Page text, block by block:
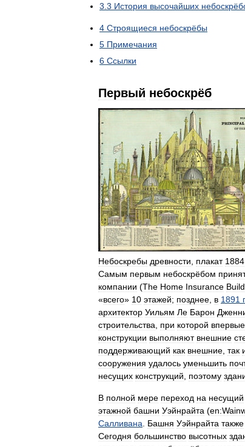
3 3 История высочайших
4 Строящиеся небоскрёбы
5 Примечания
6 Ссылки
Первый небоскрёб
Небоскребы древности плакат 1884
Самым первым небоскрёбом
компании (The Home Insurance
«всего» 10 этажей; позднее в 1891
архитектор Уильям Ле Барон
строительства
при которой впервые
конструкции выполняют внешние
поддерживающий как внешние так
сооружения удалось уменьшить
несущих конструкций поэтому
В полной мере переход на несущий
этажной башни Уэйнрайта (
Салливана
Башня Уэйнрайта также
Сегодня большинство высотных